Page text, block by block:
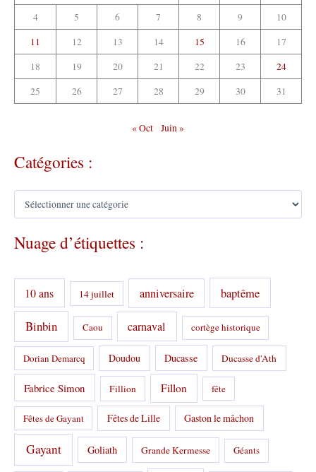
4
5 6 7 8 9
10
11
12 13 14 15 16
17
18
19 20 21 22 23
24
25
26 27 28 29 30 31
« Oct Juin »
Catégories :
C
é
g
r
e
Nuage d’étiquettes :
10 ans 14 juillet anniversaire baptême
Binbin Caou carnaval cortège historique
Dorian Demarcq Doudou Ducasse Ducasse d'Ath
Fabrice Simon Fillion Fillon fête
Fêtes de Gayant Fêtes de Lille Gaston le mâchon
Gayant Goliath Grande Kermesse Géants